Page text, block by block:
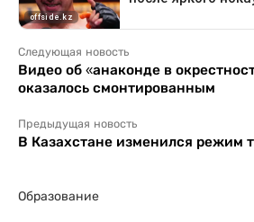
Следующая новость
Видео об «анаконде в
оказалось смонтированным
Предыдущая новость
В Казахстане изменился режим
Образование